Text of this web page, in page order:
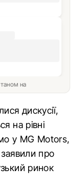
на
дискусії,
на рівні
у MG Motors,
про
ринок